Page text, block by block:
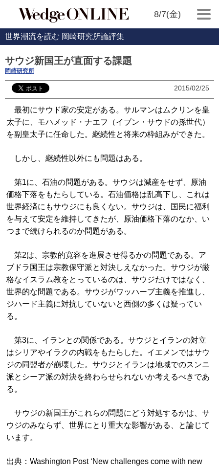
8/7(金)
世界潮流を読む 岡崎研究所論評集
サウジ新国王が直面する課題
岡崎研究所
2015/02/25
最初にサウド家の安定がある。サルマンはムクリンを皇
太子に、モハメッド・ナエフ（イブン・サウドの孫世代）
を副皇太子に任命した。継続性と将来の枠組みができた。
しかし、継続性以外にも問題はある。
第1に、石油の問題がある。サウジは減産をせず、原油
価格下落をもたらしている。石油価格は乱高下し、これは
世界経済にもサウジにも良くない。サウジは、国民に福利
を与えて安定を維持してきたが、原油価格下落のなか、い
つまで続けられるのか問題がある。
第2は、宗教的寛容を進展させ得るかの問題である。ア
ブドラ国王は宗教保守派と対決しえなかった。サウジが厳
格なイスラム教をとっているのは、サウジだけではなく、
世界的な問題である。サウジがワッハーブ主義を推進し、
ジハード主義に対抗していないと西側の多くは疑ってい
る。
第3に、イランとの関係である。サウジとイランの対立
はシリアやイラクの内戦をもたらした。イエメンではサウ
ジの同盟者が崩壊した。サウジとイランは地域でのスンニ
派とシーア派の対決を終わらせられないか考えるべきであ
る。
サウジの新国王がこれらの問題にどう対処するかは、サ
ウジのみならず、世界にとり重大な影響がある、と論じて
います。
出典：Washington Post ‘New challenges come with new